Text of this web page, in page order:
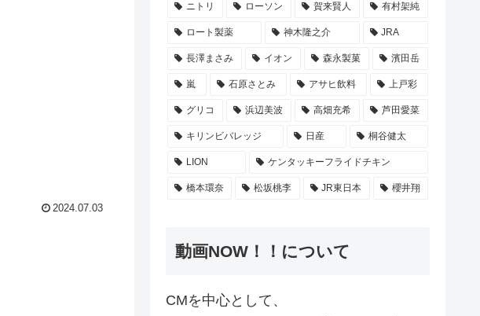
2024.07.03
ニトリ ローソン 賀来賢人 有村架純
ロート製薬 神木隆之介 JRA
長澤まさみ イオン 森永製菓 濱田岳
嵐 石原さとみ アサヒ飲料 上戸彩
グリコ 浜辺美波 高畑充希 芦田愛菜
キリンビバレッジ 日産 桐谷健太
LION ケンタッキーフライドチキン
橋本環奈 松坂桃李 JR東日本 櫻井翔
動画NOW！！について
CMを中心として、